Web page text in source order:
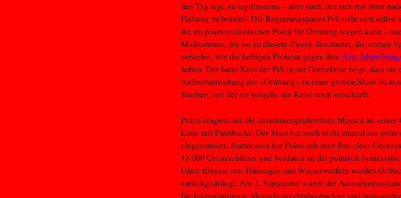
den Tag legt, zu legitimieren – aber auch, um sich mit ihrer
Haltung zu brüsten. Die Regierungspartei PiS sieht sich selbst
die im postsozialistischen Polen für Ordnung sorgen kann –
Maßnahmen, die sie zu diesem Zweck durchsetzt, die soziale
vertiefen, wie die heftigen Proteste gegen ihreAnti-
haben. Der harte Kurs der PiS in der Grenzkrise zeigt, dass sie
Aufrechterhaltung der »Ordnung« zu einer großen Show zu
Sturheit, mit der sie vorgeht, die Krise noch verschärft.
Polen reagiert auf die zusammengepferchten Massen an seiner
Linie mit Pushbacks. Der Staat hat noch nicht einmal das
eingeschaltet. Stattdessen hat Polen mit dem Bau eines
13.000 Grenzschützer und Soldaten an die polnisch-
Unter Einsatz von Tränengas und Wasserwerfern werden
zurückgedrängt. Am 2. September wurde der
für Journalistinnen, Menschenrechtsbeobachter und